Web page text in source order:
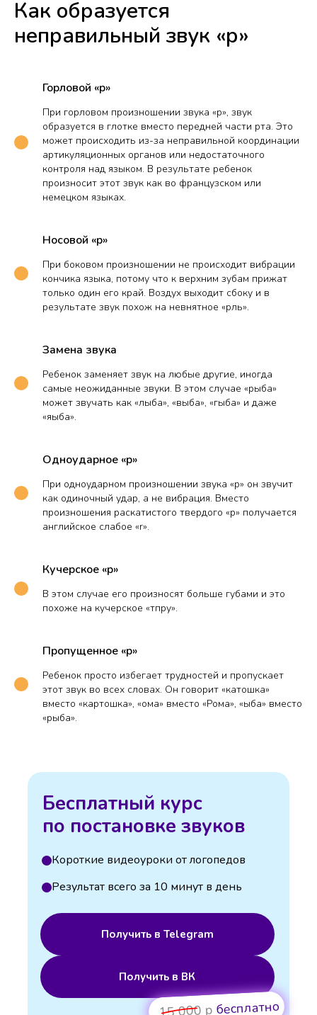
Как образуется
неправильный звук «р»
Горловой «р»
При горловом произношении звука «р», звук
образуется в глотке вместо передней части рта. Это
может происходить из-за неправильной координации
артикуляционных органов или недостаточного
контроля над языком. В результате ребенок
произносит этот звук как во французском или
немецком языках.
Носовой «р»
При боковом произношении не происходит вибрации
кончика языка, потому что к верхним зубам прижат
только один его край. Воздух выходит сбоку и в
результате звук похож на невнятное «рль».
Замена звука
Ребенок заменяет звук на любые другие, иногда
самые неожиданные звуки. В этом случае «рыба»
может звучать как «лыба», «выба», «гыба» и даже
«яыба».
Одноударное «р»
При одноударном произношении звука «р» он звучит
как одиночный удар, а не вибрация. Вместо
произношения раскатистого твердого «р» получается
английское слабое «r».
Кучерское «р»
В этом случае его произносят больше губами и это
похоже на кучерское «тпру».
Пропущенное «р»
Ребенок просто избегает трудностей и пропускает
этот звук во всех словах. Он говорит «катошка»
вместо «картошка», «ома» вместо «Рома», «ыба» вместо
«рыба».
Бесплатный курс
по постановке звуков
Получить в Telegram
Получить в ВК
бесплатно
Результат всего за 10 минут в день
Короткие видеоуроки от логопедов